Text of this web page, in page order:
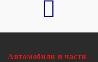
Автомобили и части